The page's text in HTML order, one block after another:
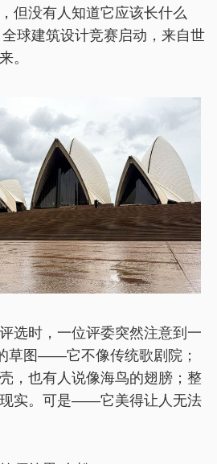
但没有人知道它应该长什么
球建筑设计竞赛启动，来自世
。
选时，一位评委突然注意到一
草图——它不像传统歌剧院；
，也有人说像海鸟的翅膀；整
实。可是——它美得让人无法